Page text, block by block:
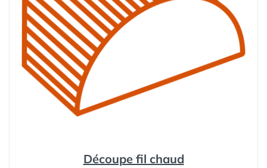
Découpe fil chaud